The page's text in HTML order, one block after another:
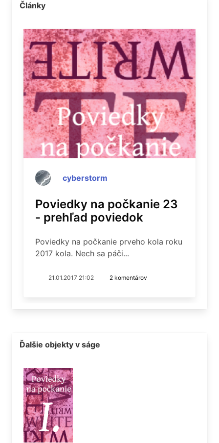
Články
cyberstorm
Poviedky na počkanie 23
- prehľad poviedok
Poviedky na počkanie prveho kola roku
2017 kola. Nech sa páči...
21.01.2017 21:02 2 komentárov
Ďalšie objekty v ságe